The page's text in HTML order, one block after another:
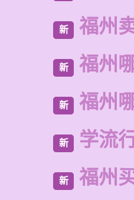
新 福州
新 福州
新 福州
新 学流
新 福州